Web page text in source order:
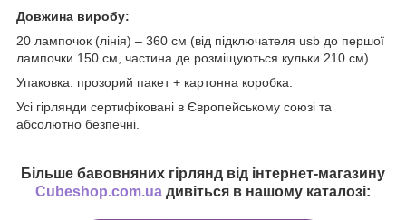
Довжина виробу:
20 лампочок (лінія) – 360 см (від підключателя usb до першої
лампочки 150 см, частина де розміщуються кульки 210 см)
Упаковка: прозорий пакет + картонна коробка.
Усі гірлянди сертифіковані в Європейському союзі та
абсолютно безпечні.
Більше бавовняних гірлянд від інтернет-магазину
Cubeshop.com.ua дивіться в нашому каталозі: